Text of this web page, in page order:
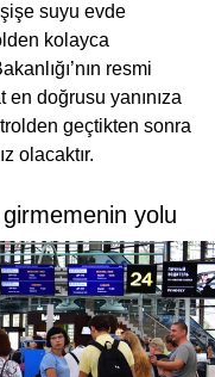
suyu evde
kolayca
resmi
en doğrusu yanınıza
geçtikten sonra
olacaktır.
yolu